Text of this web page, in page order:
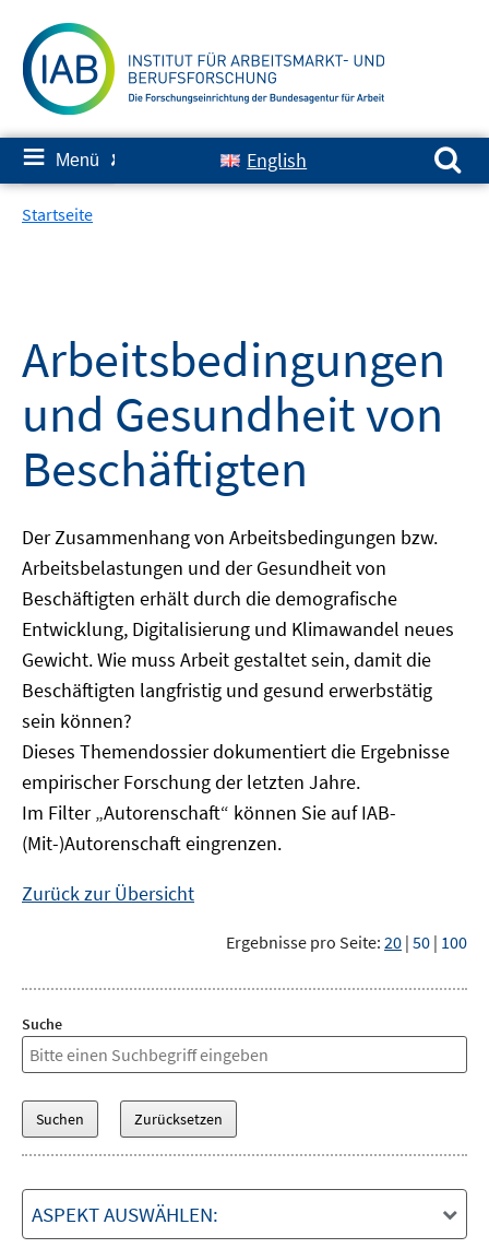
zum
Inhalt
≡ Menü ✘ English
Suchen nach:
Startseite
Arbeitsbedingungen
und Gesundheit von
Beschäftigten
Der Zusammenhang von Arbeitsbedingungen bzw.
Arbeitsbelastungen und der Gesundheit von
Beschäftigten erhält durch die demografische
Entwicklung, Digitalisierung und Klimawandel neues
Gewicht. Wie muss Arbeit gestaltet sein, damit die
Beschäftigten langfristig und gesund erwerbstätig
sein können?
Dieses Themendossier dokumentiert die Ergebnisse
empirischer Forschung der letzten Jahre.
Im Filter „Autorenschaft“ können Sie auf IAB-
(Mit-)Autorenschaft eingrenzen.
Zurück zur Übersicht
Ergebnisse pro Seite: 20 | 50 | 100
Suche
ASPEKT AUSWÄHLEN: